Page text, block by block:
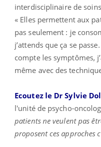
interdisciplinaire de
« Elles permettent aux
pas seulement : je
j’attends que ça se
compte les symptômes,
même avec des
Ecoutez le Dr Sylvie
l'unité de psycho-
patients ne veulent pas
proposent ces approches